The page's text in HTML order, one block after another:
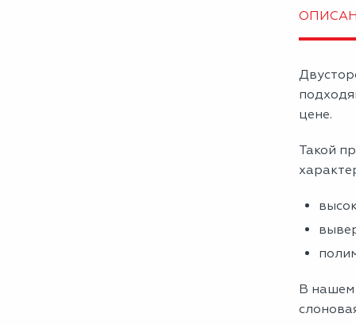
цене.
Такой
В нашем